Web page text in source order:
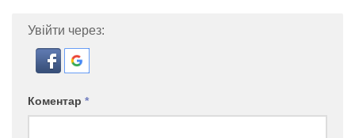
Увійти через:
Коментар *